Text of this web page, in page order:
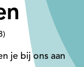
je bij ons aan